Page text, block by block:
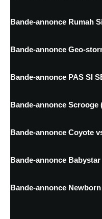
Bande-annonce Rumah
Bande-annonce Geo-
Bande-annonce PAS SI
Bande-annonce Scrooge
Bande-annonce Coyote
Bande-annonce Babystar
Bande-annonce